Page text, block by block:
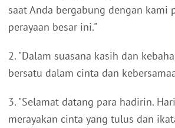
saat Anda bergabung dengan kami
perayaan besar ini."
2. "Dalam suasana kasih dan
bersatu dalam cinta dan
3. "Selamat datang para hadirin.
merayakan cinta yang tulus dan